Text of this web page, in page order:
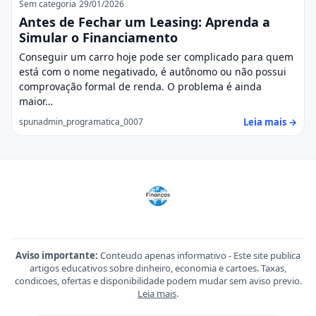
Sem categoria 29/01/2026
Antes de Fechar um Leasing: Aprenda a
Simular o Financiamento
Conseguir um carro hoje pode ser complicado para quem
está com o nome negativado, é autônomo ou não possui
comprovação formal de renda. O problema é ainda
maior…
spunadmin_programatica_0007 Leia mais →
Aviso importante: Conteudo apenas informativo - Este site publica
artigos educativos sobre dinheiro, economia e cartoes. Taxas,
condicoes, ofertas e disponibilidade podem mudar sem aviso previo.
Leia mais.